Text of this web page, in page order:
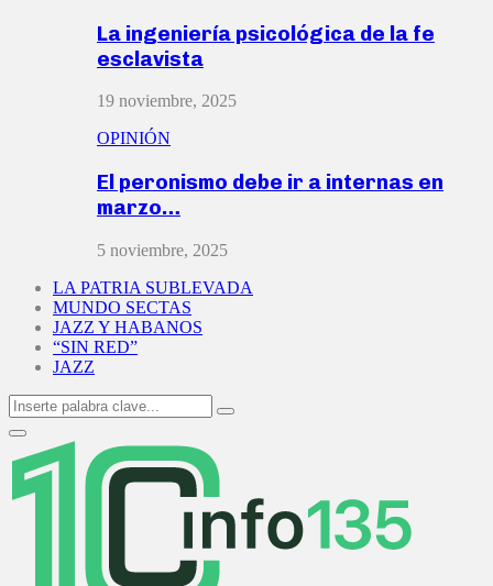
La ingeniería psicológica de la fe
esclavista
19 noviembre, 2025
OPINIÓN
El peronismo debe ir a internas en
marzo…
5 noviembre, 2025
LA PATRIA SUBLEVADA
MUNDO SECTAS
JAZZ Y HABANOS
“SIN RED”
JAZZ
Search
for:
Search
Primary
Menu